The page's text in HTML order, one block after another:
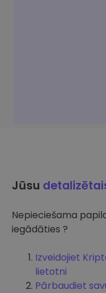
Jūsu
Nepieciešama
iegādāties ?
Izveidojiet
lietotni
Pārbaudiet